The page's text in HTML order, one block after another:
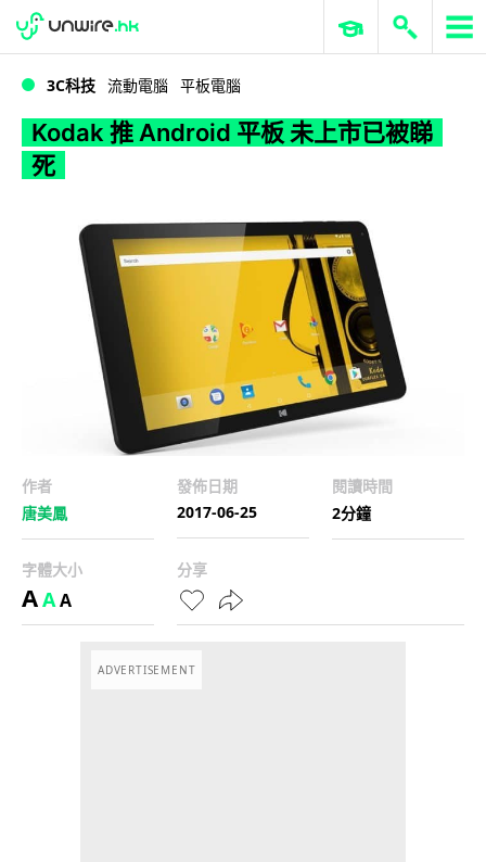
Kodak 推 Android 平板 未上市已被睇死
WWDC 2026 ERP 與商業 AI
3C科技 流動電腦 平板電腦
Kodak 推 Android 平板 未上市已被睇
死
作者
唐美鳳
發佈日期
2017-06-25
閱讀時間
2分鐘
字體大小
AAA
分享
ADVERTISEMENT